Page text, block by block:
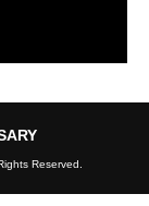
Reserved.